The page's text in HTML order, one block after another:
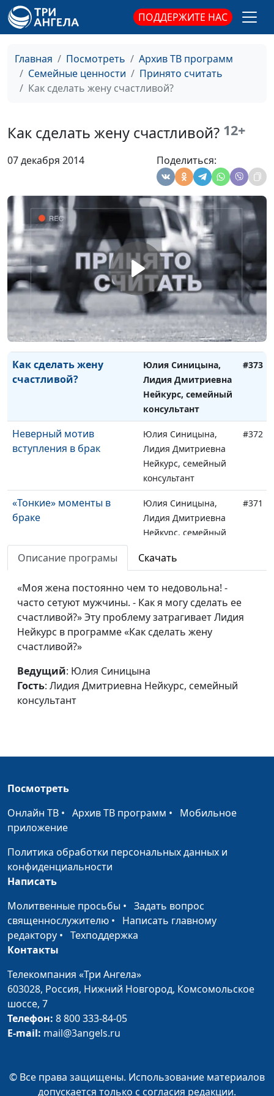
ПОДДЕРЖИТЕ НАС
Главная Посмотреть
Архив ТВ программ
Семейные ценности
Принято считать
Как сделать жену счастливой?
Как сделать жену счастливой? 12+
07 декабря 2014 Поделиться:
Как справляться с
унынием и радоваться
Юлия Синицына,
Лидия Дмитриевна
консультант
#378
Как правильно
Юлия Синицына,
консультант
Моему мужу нравятся
Юлия Синицына,
Лидия Дмитриевна
Нейкурс, семейный
консультант
Насилие в семье
Юлия Синицына,
Лидия Дмитриевна
Нейкурс, семейный
консультант
Правильный выбор
супруга
Юлия Синицына,
Лидия Дмитриевна
Нейкурс, семейный
консультант
#374
Как сделать жену
счастливой?
Юлия Синицына,
Лидия Дмитриевна
Нейкурс, семейный
консультант
#373
Неверный мотив
вступления в брак
Юлия Синицына,
Лидия Дмитриевна
Нейкурс, семейный
консультант
#372
«Тонкие» моменты в
браке
Юлия Синицына,
Лидия Дмитриевна
Нейкурс, семейный
#371
(вторая часть)
Юлия Синицына,
Лидия Дмитриевна
Нейкурс, семейный
консультант
#370
Безответственный муж
Юлия Синицына,
Нейкурс, семейный
консультант
Дети и деньги
консультант
(вторая часть)
Шимановская,
Как маме все успеть?
(первая часть)
психолог-
консультант
Организация досуга
психолог-
Ранимый ребенок
психолог-
консультант
Описание програмы Скачать
«Моя жена постоянно чем то недовольна! -
часто сетуют мужчины. - Как я могу сделать ее
счастливой?» Эту проблему затрагивает Лидия
Нейкурс в программе «Как сделать жену
счастливой?»
Ведущий: Юлия Синицына
Гость: Лидия Дмитриевна Нейкурс, семейный
консультант
Посмотреть
Онлайн ТВ • Архив ТВ программ • Мобильное
приложение
Политика обработки персональных данных и
конфиденциальности
Написать
Молитвенные просьбы • Задать вопрос
священнослужителю • Написать главному
редактору • Техподдержка
Контакты
Телекомпания «Три Ангела»
603028, Россия, Нижний Новгород, Комсомольское
шоссе, 7
Телефон: 8 800 333-84-05
E-mail: mail@3angels.ru
© Все права защищены. Использование материалов
допускается только с согласия редакции.